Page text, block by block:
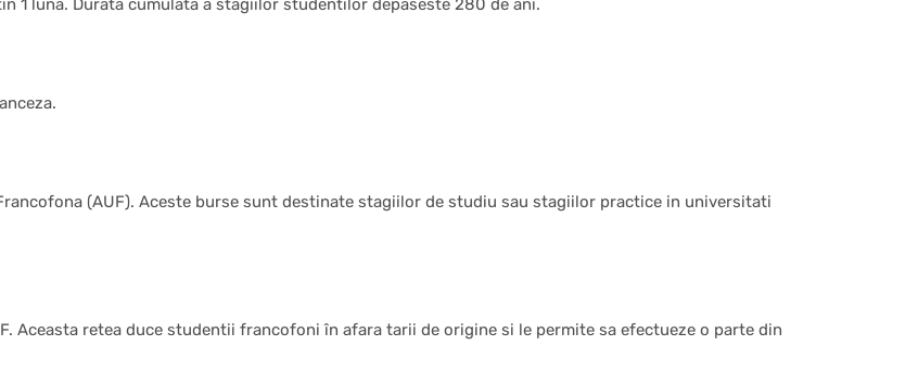
1 luna. Durata cumulata a stagiilor studentilor depaseste 280 de ani.
(AUF). Aceste burse sunt destinate stagiilor de studiu sau stagiilor practice in universitati
Aceasta retea duce studentii francofoni în afara tarii de origine si le permite sa efectueze o parte din